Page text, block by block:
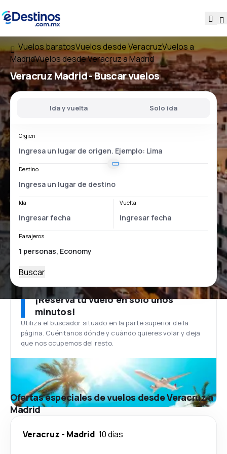
Vuelos baratosVuelos desde VeracruzVuelos a
MadridVuelos desde Veracruz a Madrid
Veracruz Madrid- Buscar vuelos
Ida y vuelta Solo ida
Orgien
Destino
Ida Vuelta
Pasajeros
Buscar
¡Reserva tu vuelo en solo unos
minutos!
Utiliza el buscador situado en la parte superior de la
página. Cuéntanos dónde y cuándo quieres volar y deja
que nos ocupemos del resto.
Ofertas especiales de vuelos desde Veracruz a
Madrid
Veracruz - Madrid 10 días